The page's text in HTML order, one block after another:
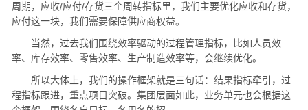
周期，应收/应付/存货三个周转指标里，我们主要优化应收和存货，
应付这一块，我们需要保障供应商权益。
当然，过去我们围绕效率驱动的过程管理指标，比如人员效
率、库存效率、零售效率、生产制造效率等，会继续优化。
所以大体上，我们的操作框架就是三句话：结果指标牵引，过
程指标跟进，重点项目突破。集团层面如此，业务单元也会根据这